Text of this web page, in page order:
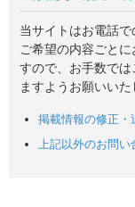
当サイトはお電話で
ご希望の内容ごと
すので、お手数で
ますようお願いいた
掲載情報の修正・
上記以外のお問い